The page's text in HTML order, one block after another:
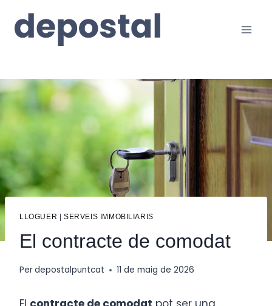
contingut
LLOGUER | SERVEIS IMMOBILIARIS
El contracte de comodat
Perdepostalpuntcat 11 de maig de 2026